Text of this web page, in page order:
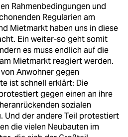
Rahmenbedingungen und
Regularien am
Mietmarkt haben uns in diese
Ein weiter-so geht somit
es muss endlich auf die
Mietmarkt reagiert werden.
Anwohner gegen
ist schnell erklärt: Die
gegen einen an ihre
sozialen
Und der andere Teil protestiert
die vielen Neubauten im